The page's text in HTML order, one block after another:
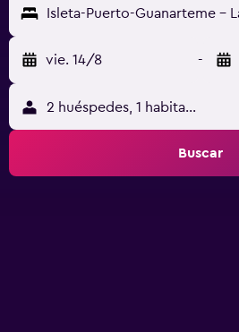
vie. 14/8 -
2 huéspedes, 1 habitación
Buscar